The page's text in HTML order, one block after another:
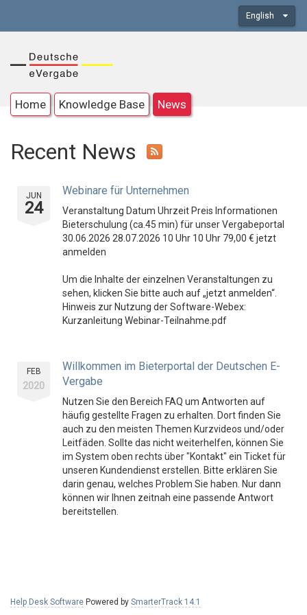
English
Home Knowledge Base News
Recent News
JUN
24
Webinare für Unternehmen
Veranstaltung Datum Uhrzeit Preis Informationen
Bieterschulung (ca.45 min) für unser Vergabeportal
30.06.2026 28.07.2026 10 Uhr 10 Uhr 79,00 € jetzt
anmelden
Um die Inhalte der einzelnen Veranstaltungen zu
sehen, klicken Sie bitte auch auf „jetzt anmelden“.
Hinweis zur Nutzung der Software-Webex:
Kurzanleitung Webinar-Teilnahme.pdf
FEB
2020
Willkommen im Bieterportal der Deutschen E-
Vergabe
Nutzen Sie den Bereich FAQ um Antworten auf
häufig gestellte Fragen zu erhalten. Dort finden Sie
auch zu den meisten Themen Kurzvideos und/oder
Leitfäden. Sollte das nicht weiterhelfen, können Sie
im System oben rechts über "Kontakt" ein Ticket für
unseren Kundendienst erstellen. Bitte erklären Sie
darin genau, welches Problem Sie haben. Nur dann
können wir Ihnen zeitnah eine passende Antwort
bereitstellen.
Help Desk Software Powered by SmarterTrack 14.1